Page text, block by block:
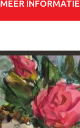
MEER INFORMATIE